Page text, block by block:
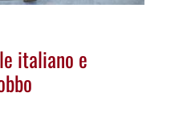
italiano e